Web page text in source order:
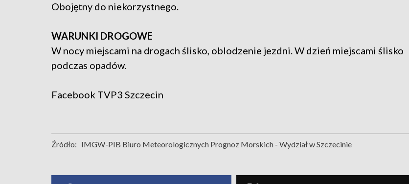
Obojętny do niekorzystnego.
WARUNKI DROGOWE
W nocy miejscami na drogach ślisko, oblodzenie jezdni. W dzień miejscami ślisko
podczas opadów.
Facebook TVP3 Szczecin
Źródło: IMGW-PIB Biuro Meteorologicznych Prognoz Morskich - Wydział w Szczecinie